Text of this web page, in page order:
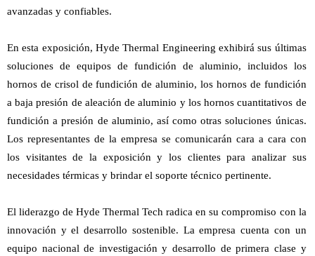
avanzadas y confiables.
En esta exposición, Hyde Thermal Engineering exhibirá sus últimas
soluciones de equipos de fundición de aluminio, incluidos los
hornos de crisol de fundición de aluminio, los hornos de fundición
a baja presión de aleación de aluminio y los hornos cuantitativos de
fundición a presión de aluminio, así como otras soluciones únicas.
Los representantes de la empresa se comunicarán cara a cara con
los visitantes de la exposición y los clientes para analizar sus
necesidades térmicas y brindar el soporte técnico pertinente.
El liderazgo de Hyde Thermal Tech radica en su compromiso con la
innovación y el desarrollo sostenible. La empresa cuenta con un
equipo nacional de investigación y desarrollo de primera clase y